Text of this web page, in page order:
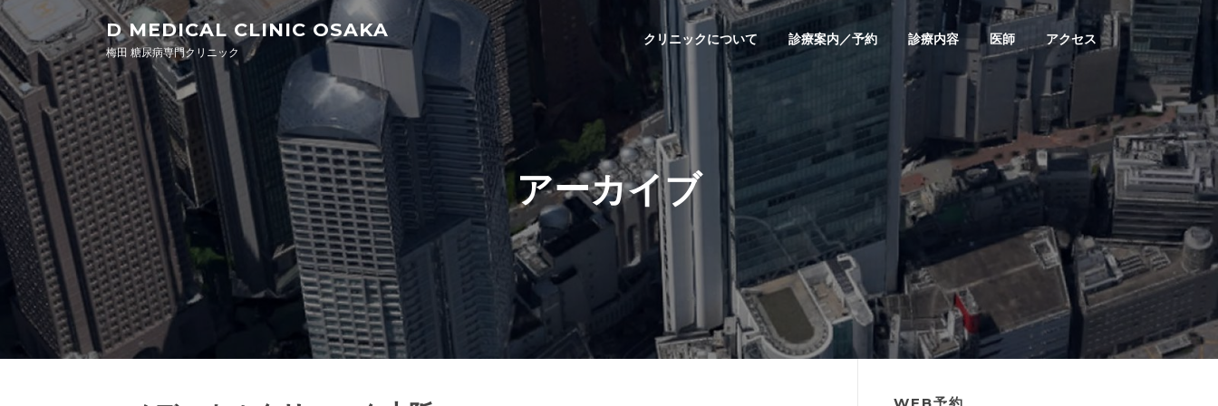
Skip to content
D MEDICAL CLINIC OSAKA
梅田 糖尿病専門クリニック
クリニックについて 診療案内／予約 診療内容 医師 アクセス
アーカイブ